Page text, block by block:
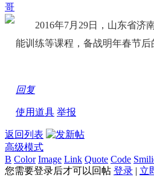
哥
2016年7月29日，山东省济南
能训练等课程，备战明年春节
回复
使用道具 举报
返回列表
高级模式
B Color Image Link Quote Code
您需要登录后才可以回帖 登录 | 立